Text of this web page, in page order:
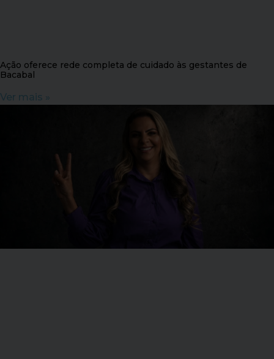
Ação oferece rede completa de cuidado às gestantes de
Bacabal
Ver mais »